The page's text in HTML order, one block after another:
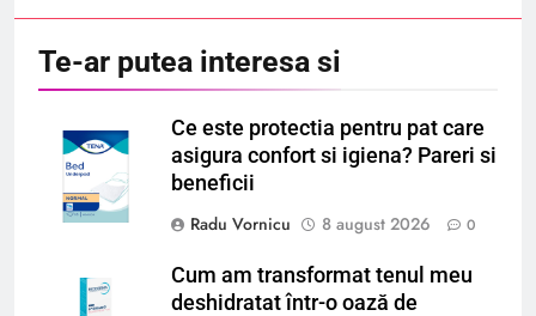
Te-ar putea interesa si
Ce este protectia pentru pat care
asigura confort si igiena? Pareri si
beneficii
Radu Vornicu
8 august 2026 0
Cum am transformat tenul meu
deshidratat într-o oază de